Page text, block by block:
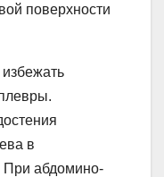
поверхности
в
При абдомино-